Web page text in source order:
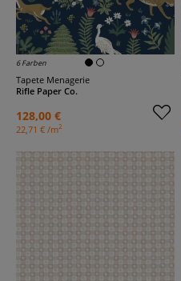
6 Farben
Tapete Menagerie
Rifle Paper Co.
128,00 €
22,71 € /m2